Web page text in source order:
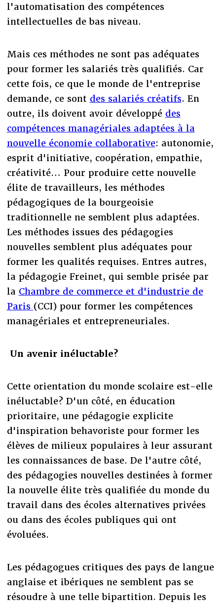
l'automatisation des compétences
intellectuelles de bas niveau.
Mais ces méthodes ne sont pas adéquates
pour former les salariés très qualifiés. Car
cette fois, ce que le monde de l'entreprise
demande, ce sont des salariés créatifs. En
outre, ils doivent avoir développé des
compétences managériales adaptées à la
nouvelle économie collaborative: autonomie,
esprit d'initiative, coopération, empathie,
créativité… Pour produire cette nouvelle
élite de travailleurs, les méthodes
pédagogiques de la bourgeoisie
traditionnelle ne semblent plus adaptées.
Les méthodes issues des pédagogies
nouvelles semblent plus adéquates pour
former les qualités requises. Entres autres,
la pédagogie Freinet, qui semble prisée par
la Chambre de commerce et d'industrie de
Paris (CCI) pour former les compétences
managériales et entrepreneuriales.
Un avenir inéluctable?
Cette orientation du monde scolaire est-elle
inéluctable? D'un côté, en éducation
prioritaire, une pédagogie explicite
d'inspiration behavoriste pour former les
élèves de milieux populaires à leur assurant
les connaissances de base. De l'autre côté,
des pédagogies nouvelles destinées à former
la nouvelle élite très qualifiée du monde du
travail dans des écoles alternatives privées
ou dans des écoles publiques qui ont
évoluées.
Les pédagogues critiques des pays de langue
anglaise et ibériques ne semblent pas se
résoudre à une telle bipartition. Depuis les